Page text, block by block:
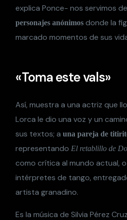
explica Ponce- nos servimos
personajes anónimos donde la
marcado momentos de sus
«Toma este vals»
Así, muestra a una actriz que
Lorca le dio una voz y un
sus textos; auna pareja de
representandoEl retablillo de
como crítica al mundo actual,
intérpretes de tango,
artista granadino.
Es la música de Silvia Pérez